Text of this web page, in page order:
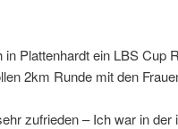
Plattenhardt ein LBS Cup
2km Runde mit den
zufrieden – Ich war in